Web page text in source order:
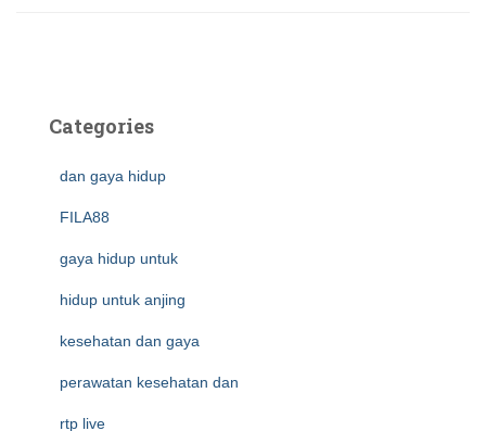
Categories
dan gaya hidup
FILA88
gaya hidup untuk
hidup untuk anjing
kesehatan dan gaya
perawatan kesehatan dan
rtp live